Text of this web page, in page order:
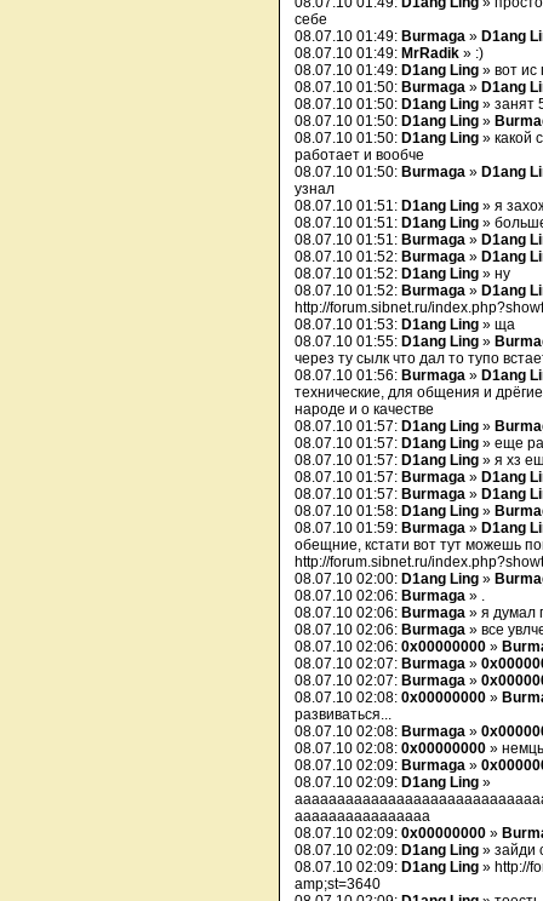
себе
08.07.10 01:49: Burmaga » D1ang
08.07.10 01:49: MrRadik » :)
08.07.10 01:49: D1ang Ling » вот ис
08.07.10 01:50: Burmaga » D1ang
08.07.10 01:50: D1ang Ling » занят
08.07.10 01:50: D1ang Ling »
08.07.10 01:50: D1ang Ling » какой
работает и вообче
08.07.10 01:50: Burmaga » D1ang
узнал
08.07.10 01:51: D1ang Ling » я
08.07.10 01:51: D1ang Ling »
08.07.10 01:51: Burmaga » D1ang
08.07.10 01:52: Burmaga » D1ang
08.07.10 01:52: D1ang Ling » ну
08.07.10 01:52: Burmaga » D1ang
http://forum.sibnet.ru/
08.07.10 01:53: D1ang Ling » ща
08.07.10 01:55: D1ang Ling »
через ту сылк что дал то тупо
08.07.10 01:56: Burmaga » D1ang
технические, для общения и
народе и о качестве
08.07.10 01:57: D1ang Ling »
08.07.10 01:57: D1ang Ling » еще
08.07.10 01:57: D1ang Ling » я хз
08.07.10 01:57: Burmaga » D1ang
08.07.10 01:57: Burmaga » D1ang
08.07.10 01:58: D1ang Ling »
08.07.10 01:59: Burmaga » D1ang
обещние, кстати вот тут можешь
http://forum.sibnet.ru/
08.07.10 02:00: D1ang Ling »
08.07.10 02:06: Burmaga » .
08.07.10 02:06: Burmaga » я думал
08.07.10 02:06: Burmaga » все
08.07.10 02:06: 0x00000000 »
08.07.10 02:07: Burmaga »
08.07.10 02:07: Burmaga »
08.07.10 02:08: 0x00000000 »
развиваться...
08.07.10 02:08: Burmaga »
08.07.10 02:08: 0x00000000 »
08.07.10 02:09: Burmaga »
08.07.10 02:09: D1ang Ling »
аааааааааааааааа
08.07.10 02:09: 0x00000000 »
08.07.10 02:09: D1ang Ling » зайди
08.07.10 02:09: D1ang Ling » http://
amp;st=3640